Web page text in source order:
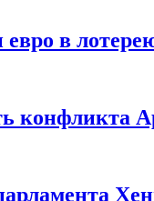
в
конфликта